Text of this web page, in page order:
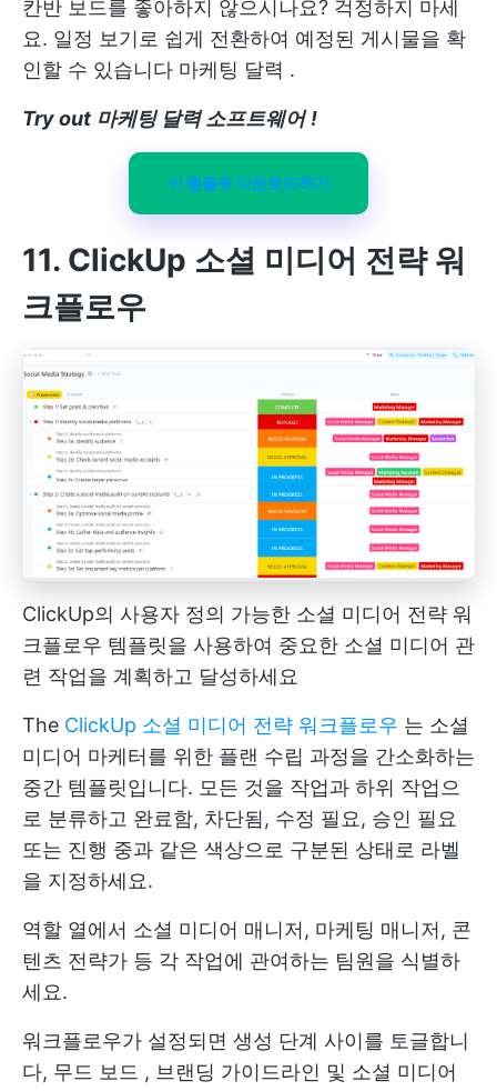
칸반 보드를 좋아하지 않으시나요? 걱정하지 마세
요. 일정 보기로 쉽게 전환하여 예정된 게시물을 확
인할 수 있습니다 마케팅 달력 .
Try out 마케팅 달력 소프트웨어 !
이 템플릿 다운로드하기
11. ClickUp 소셜 미디어 전략 워
크플로우
ClickUp의 사용자 정의 가능한 소셜 미디어 전략 워
크플로우 템플릿을 사용하여 중요한 소셜 미디어 관
련 작업을 계획하고 달성하세요
The ClickUp 소셜 미디어 전략 워크플로우 는 소셜
미디어 마케터를 위한 플랜 수립 과정을 간소화하는
중간 템플릿입니다. 모든 것을 작업과 하위 작업으
로 분류하고 완료함, 차단됨, 수정 필요, 승인 필요
또는 진행 중과 같은 색상으로 구분된 상태로 라벨
을 지정하세요.
역할 열에서 소셜 미디어 매니저, 마케팅 매니저, 콘
텐츠 전략가 등 각 작업에 관여하는 팀원을 식별하
세요.
워크플로우가 설정되면 생성 단계 사이를 토글합니
다, 무드 보드 , 브랜딩 가이드라인 및 소셜 미디어